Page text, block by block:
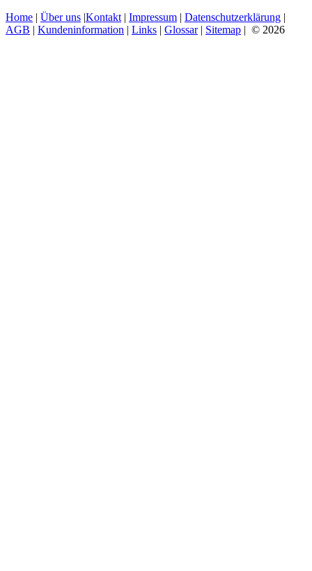
Home | Über uns |Kontakt | Impressum | Datenschutzerklärung |
AGB | Kundeninformation | Links | Glossar| Sitemap | © 2026